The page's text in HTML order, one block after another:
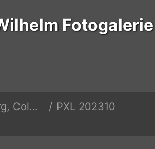
Fotogalerie
Nürtingen PXL 20231026 090848920.MP